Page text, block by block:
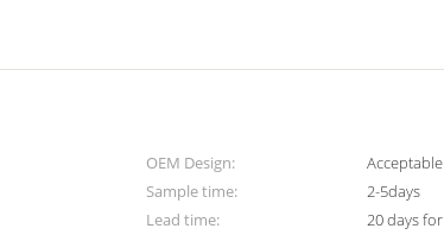
OEM Design:
Acceptable
Sample time:
2-5days
Lead time:
20 days